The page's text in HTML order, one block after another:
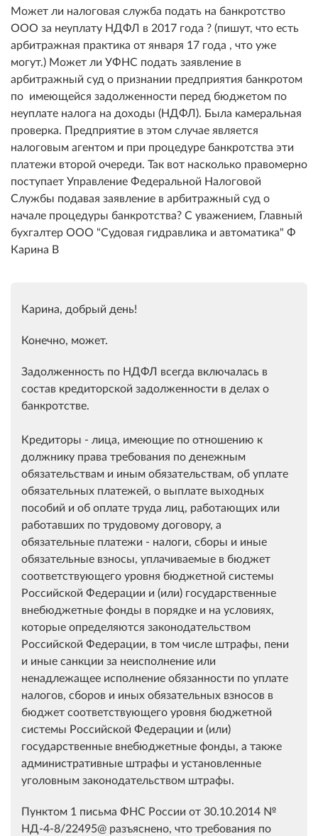
Может ли налоговая служба подать на банкротство
ООО за неуплату НДФЛ в 2017 года ? (пишут, что есть
арбитражная практика от января 17 года , что уже
могут.) Может ли УФНС подать заявление в
арбитражный суд о признании предприятия банкротом
по имеющейся задолженности перед бюджетом по
неуплате налога на доходы (НДФЛ). Была камеральная
проверка. Предприятие в этом случае является
налоговым агентом и при процедуре банкротства эти
платежи второй очереди. Так вот насколько правомерно
поступает Управление Федеральной Налоговой
Службы подавая заявление в арбитражный суд о
начале процедуры банкротства? С уважением, Главный
бухгалтер ООО "Судовая гидравлика и автоматика" Ф
Карина В
Карина, добрый день!
Конечно, может.
Задолженность по НДФЛ всегда включалась в
состав кредиторской задолженности в делах о
банкротстве.
Кредиторы - лица, имеющие по отношению к
должнику права требования по денежным
обязательствам и иным обязательствам, об уплате
обязательных платежей, о выплате выходных
пособий и об оплате труда лиц, работающих или
работавших по трудовому договору, а
обязательные платежи - налоги, сборы и иные
обязательные взносы, уплачиваемые в бюджет
соответствующего уровня бюджетной системы
Российской Федерации и (или) государственные
внебюджетные фонды в порядке и на условиях,
которые определяются законодательством
Российской Федерации, в том числе штрафы, пени
и иные санкции за неисполнение или
ненадлежащее исполнение обязанности по уплате
налогов, сборов и иных обязательных взносов в
бюджет соответствующего уровня бюджетной
системы Российской Федерации и (или)
государственные внебюджетные фонды, а также
административные штрафы и установленные
уголовным законодательством штрафы.
Пунктом 1 письма ФНС России от 30.10.2014 №
НД-4-8/22495@ разъяснено, что требования по